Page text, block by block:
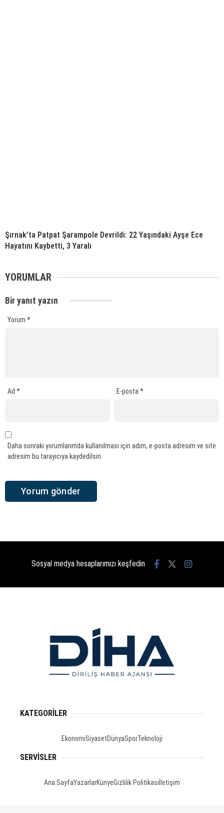
Şırnak’ta Patpat Şarampole Devrildi: 22 Yaşındaki Ayşe Ece
Hayatını Kaybetti, 3 Yaralı
YORUMLAR
Bir yanıt yazın
Yorum *
Ad * E-posta*
Daha sonraki yorumlarımda kullanılması için adım, e-posta adresim ve site
adresim bu tarayıcıya kaydedilsin.
Sosyal medya hesaplarımızı keşfedin
KATEGORİLER
EkonomiSiyasetDünyaSporTeknoloji
SERVİSLER
Ana SayfaYazarlarKünyeGizlilik Politikası İletişim